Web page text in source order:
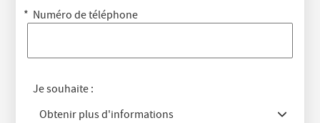
Numéro de téléphone
Je souhaite :
Obtenir plus d'informations